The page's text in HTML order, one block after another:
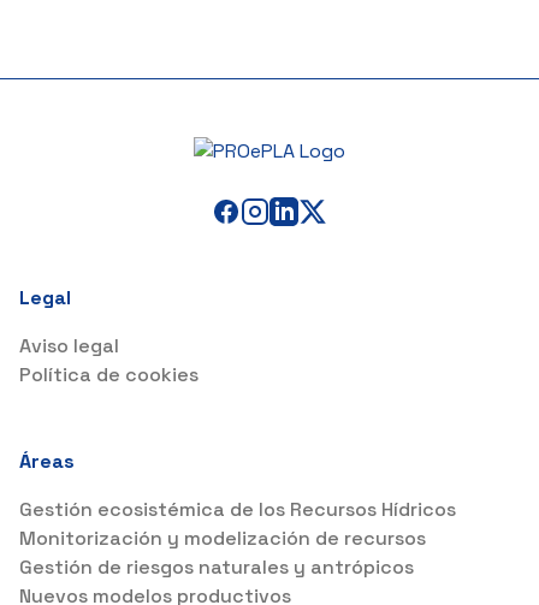
Legal
Aviso legal
Política de cookies
Áreas
Gestión ecosistémica de los Recursos Hídricos
Monitorización y modelización de recursos
Gestión de riesgos naturales y antrópicos
Nuevos modelos productivos